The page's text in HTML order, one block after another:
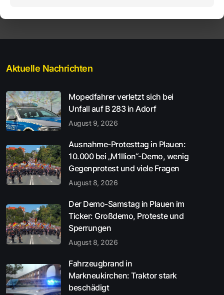
Aktuelle Nachrichten
Mopedfahrer verletzt sich bei
Unfall auf B 283 in Adorf
August 9, 2026
Ausnahme-Protesttag in Plauen:
10.000 bei „M1llion“-Demo, wenig
Gegenprotest und viele Fragen
August 8, 2026
Der Demo-Samstag in Plauen im
Ticker: Großdemo, Proteste und
Sperrungen
August 8, 2026
Fahrzeugbrand in
Markneukirchen: Traktor stark
beschädigt